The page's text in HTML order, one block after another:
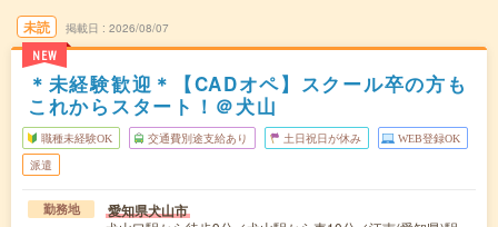
未読
NEW
掲載日 2026/08/07
＊未経験歓迎＊【CADオペ】スクール卒の方も
これからスタート！＠犬山
職種未経験OK 交通費別途支給あり 土日祝日が休み WEB登録OK
派遣
勤務地 愛知県犬山市